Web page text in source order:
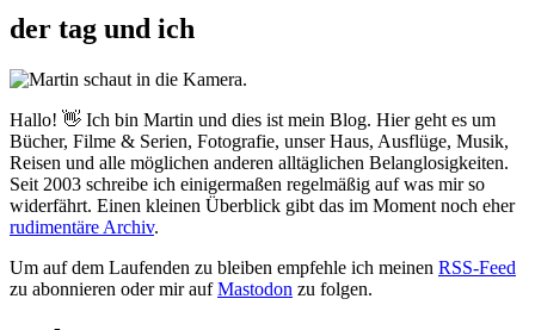
der tag und ich
Hallo! 👋 Ich bin Martin und dies ist mein Blog. Hier geht es um
Bücher, Filme & Serien, Fotografie, unser Haus, Ausflüge, Musik,
Reisen und alle möglichen anderen alltäglichen Belanglosigkeiten.
Seit 2003 schreibe ich einigermaßen regelmäßig auf was mir so
widerfährt. Einen kleinen Überblick gibt das im Moment noch eher
rudimentäre Archiv.
Um auf dem Laufenden zu bleiben empfehle ich meinen RSS-Feed
zu abonnieren oder mir aufMastodon zu folgen.